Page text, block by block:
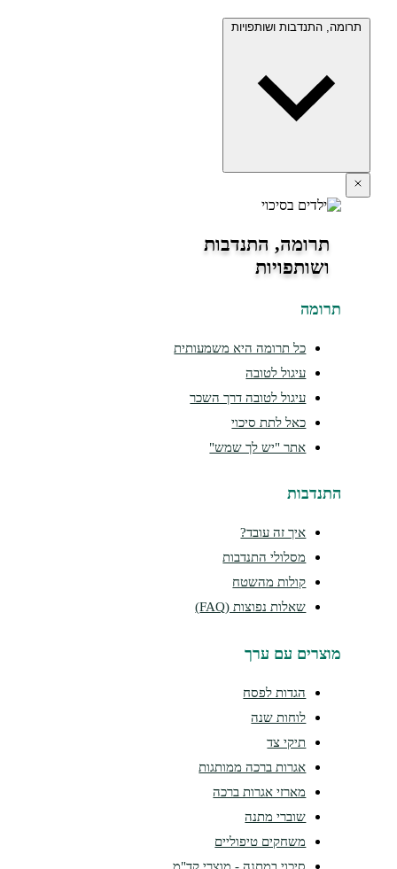
תרומה, התנדבות ושותפויות
תרומה, התנדבות
ושותפויות
תרומה
כל תרומה היא משמעותית
עיגול לטובה
עיגול לטובה דרך השכר
כאל לתת סיכוי
אתר "יש לך שמש"
התנדבות
איך זה עובד?
מסלולי התנדבות
קולות מהשטח
שאלות נפוצות (FAQ)
מוצרים עם ערך
הגדות לפסח
לוחות שנה
תיקי צד
אגרות ברכה ממותגות
מארזי אגרות ברכה
שוברי מתנה
משחקים טיפוליים